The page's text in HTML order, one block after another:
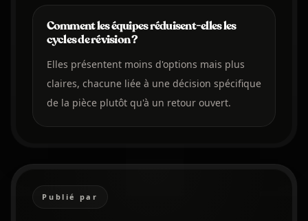
Comment les équipes réduisent-elles les
cycles de révision ?
Elles présentent moins d'options mais plus
claires, chacune liée à une décision spécifique
de la pièce plutôt qu'à un retour ouvert.
Publié par